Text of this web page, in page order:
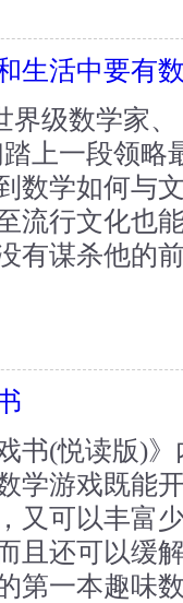
生活中要有
界级数学家
上一段领略
数学如何与
流行文化也
有谋杀他的
书(悦读版)
学游戏既能
又可以丰富
且还可以缓
第一本趣味